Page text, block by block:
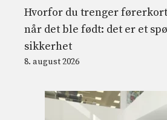
Hvorfor du trenger
når det ble født: det er et
sikkerhet
8. august 2026